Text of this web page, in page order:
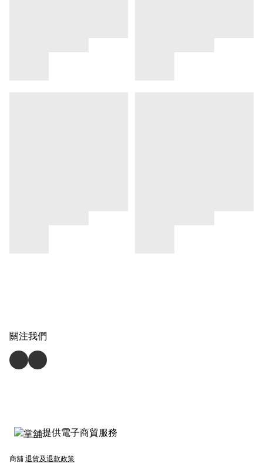
關注我們
提供電子商貿服務
商舖 退貨及退款政策